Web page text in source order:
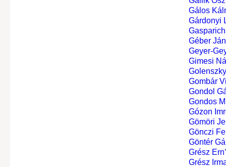
Gálos
Gárdonyi
Géber
Geyer-
Gimesi
Gombár
Gondol
Gondos
Gózon
Gömöri
Gönczi
Göntér
Grész
Grész